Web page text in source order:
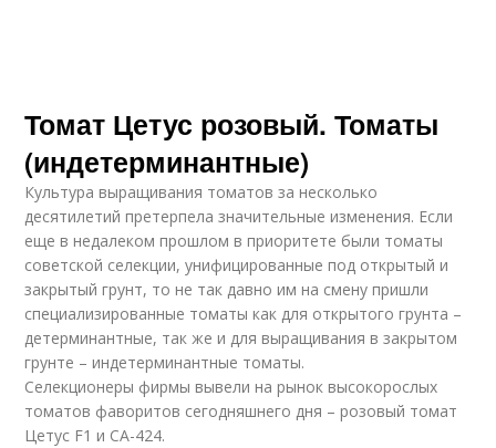
Томат Цетус розовый. Томаты
(индетерминантные)
Культура выращивания томатов за несколько
десятилетий претерпела значительные изменения. Если
еще в недалеком прошлом в приоритете были томаты
советской селекции, унифицированные под открытый и
закрытый грунт, то не так давно им на смену пришли
специализированные томаты как для открытого грунта –
детерминантные, так же и для выращивания в закрытом
грунте – индетерминантные томаты.
Селекционеры фирмы вывели на рынок высокорослых
томатов фаворитов сегодняшнего дня – розовый томат
Цетус F1 и СА-424.